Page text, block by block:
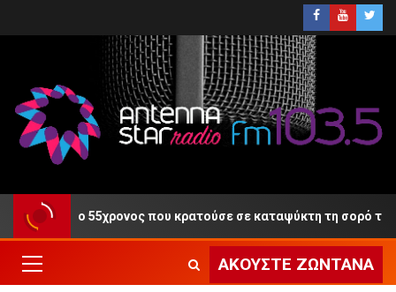
Δίκη ο 55χρονος που κρατούσε σε καταψύκτη τη σορό του
ΑΚΟΎΣΤΕ ΖΩΝΤΑΝΆ